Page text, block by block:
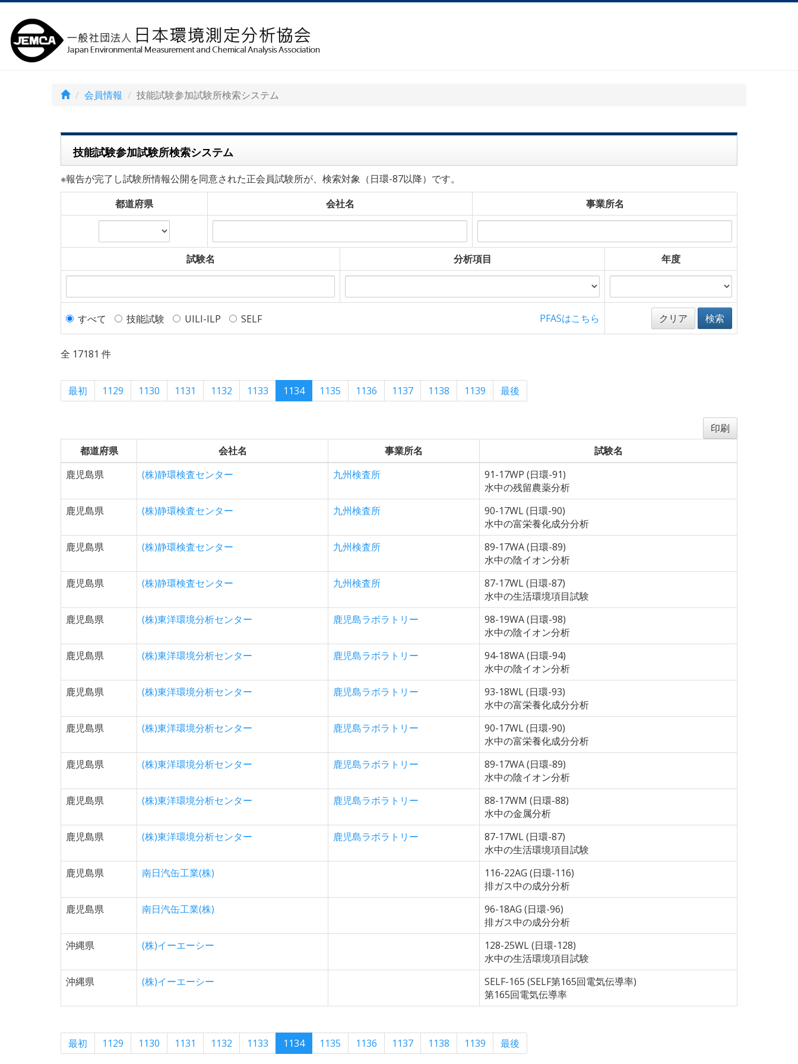
会員情報 技能試験参加試験所検索システム
技能試験参加試験所検索システム
※報告が完了し試験所情報公開を同意された正会員試験所が、検索対象（日環-87以降）です。
都道府県
会社名 事業所名
試験名 分析項目 年度
すべて 技能試験 UILI-ILP SELF PFASはこちら クリア 検索
全 17181 件
最初 1129 1130 1131 1132 1133 1134 1135 1136 1137 1138 1139 最後
印刷
都道府県
会社名 事業所名
試験名
鹿児島県
(株)静環検査センター 九州検査所
91-17WP (日環-91)
水中の残留農薬分析
鹿児島県
(株)静環検査センター 九州検査所
90-17WL (日環-90)
水中の富栄養化成分分析
鹿児島県
(株)静環検査センター 九州検査所
89-17WA (日環-89)
水中の陰イオン分析
鹿児島県
(株)静環検査センター 九州検査所
87-17WL (日環-87)
水中の生活環境項目試験
鹿児島県
(株)東洋環境分析センター 鹿児島ラボラトリー
98-19WA (日環-98)
水中の陰イオン分析
鹿児島県
(株)東洋環境分析センター 鹿児島ラボラトリー
94-18WA (日環-94)
水中の陰イオン分析
鹿児島県
(株)東洋環境分析センター 鹿児島ラボラトリー
93-18WL (日環-93)
水中の富栄養化成分分析
鹿児島県
(株)東洋環境分析センター 鹿児島ラボラトリー
90-17WL (日環-90)
水中の富栄養化成分分析
鹿児島県
(株)東洋環境分析センター 鹿児島ラボラトリー
89-17WA (日環-89)
水中の陰イオン分析
鹿児島県
(株)東洋環境分析センター 鹿児島ラボラトリー
88-17WM (日環-88)
水中の金属分析
鹿児島県
(株)東洋環境分析センター 鹿児島ラボラトリー
87-17WL (日環-87)
水中の生活環境項目試験
鹿児島県
南日汽缶工業(株)
116-22AG (日環-116)
排ガス中の成分分析
鹿児島県
南日汽缶工業(株)
96-18AG (日環-96)
排ガス中の成分分析
沖縄県
(株)イーエーシー
128-25WL (日環-128)
水中の生活環境項目試験
沖縄県
(株)イーエーシー
SELF-165 (SELF第165回電気伝導率)
第165回電気伝導率
最初 1129 1130 1131 1132 1133 1134 1135 1136 1137 1138 1139 最後